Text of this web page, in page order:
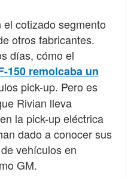
cotizado segmento
otros fabricantes.
días, cómo el
150 remolcaba un
pick-up. Pero es
Rivian lleva
la pick-up eléctrica
dado a conocer sus
vehículos en
GM.